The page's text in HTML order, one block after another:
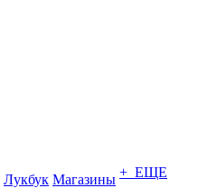
Лукбук Магазины + ЕЩЕ